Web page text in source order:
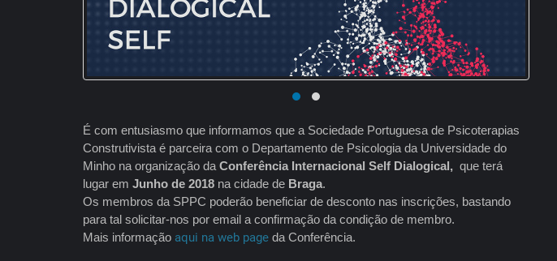
É com entusiasmo que informamos que a Sociedade Portuguesa de Psicoterapias
Construtivista é parceira com o Departamento de Psicologia da Universidade do
Minho na organização da Conferência Internacional Self Dialogical, que terá
lugar em Junho de 2018 na cidade de Braga.
Os membros da SPPC poderão beneficiar de desconto nas inscrições, bastando
para tal solicitar-nos por email a confirmação da condição de membro.
Mais informação aqui na web page da Conferência.